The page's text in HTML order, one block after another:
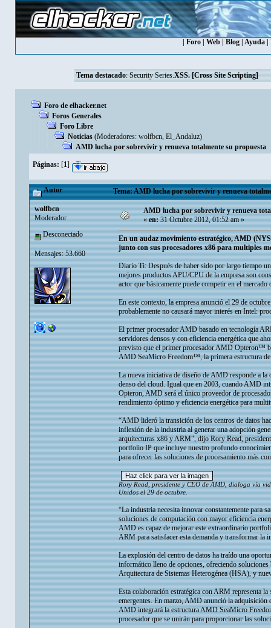
Foro| Web| Blog| Ayuda|
Tema destacado: Security Series.XSS. [Cross Site Scripting]
Foro de elhacker.net
Foros Generales
Foro Libre
Noticias (Moderadores: wolfbcn, El_Andaluz)
AMD lucha por sobrevivir y renueva totalmente su propuesta
Páginas: [1]
Autor Tema: AMD lucha por sobrevivir y renueva
wolfbcn
Moderador
Desconectado
Mensajes: 53.660
AMD lucha por sobrevivir y renueva
«en:31 Octubre 2012, 01:52 am »
En un audaz movimiento estratégico, AMD
junto con sus procesadores x86 para multiples
Diario Ti: Después de haber sido por largo tiempo
mejores productos APU/CPU de la empresa son
actor que básicamente puede competir en el mercado
En este contexto, la empresa anunció el 29 de
probablemente no causará mayor interés en Intel:
El primer procesador AMD basado en tecnología
servidores densos y con eficiencia energética que
previsto que el primer procesador AMD Opteron™
AMD SeaMicro Freedom™, la primera estructura
La nueva iniciativa de diseño de AMD responde a
denso del cloud. Igual que en 2003, cuando AMD
Opteron, AMD será el único proveedor de
rendimiento óptimo y eficiencia energética para
“AMD lideró la transición de los centros de datos
inflexión de la industria al generar una adopción
arquitecturas x86 y ARM", dijo Rory Read,
portfolio IP que incluye nuestro profundo
para ofrecer las soluciones de procesamiento más
Rory Read, presidente y CEO de AMD, dialoga vía
Unidos el 29 de octubre.
“La industria necesita innovar constantemente para
soluciones de computación con mayor eficiencia
AMD es capaz de mejorar este extraordinario
ARM para satisfacer esta demanda y transformar la
La explosión del centro de datos ha traído una
informático lleno de opciones, ofreciendo
Arquitectura de Sistemas Heterogénea (HSA), y
Esta colaboración estratégica con ARM representa
emergentes. En marzo, AMD anunció la adquisición
AMD integrará la estructura AMD SeaMicro
procesador que se unirán para proporcionar las